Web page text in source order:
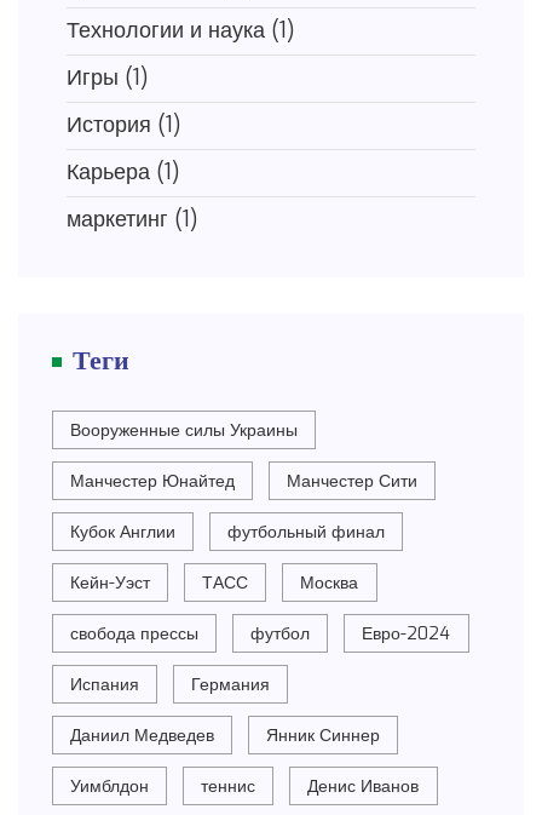
Технологии и наука (1)
Игры (1)
История (1)
Карьера (1)
маркетинг (1)
Теги
Вооруженные силы Украины
Манчестер Юнайтед Манчестер Сити
Кубок Англии футбольный финал
Кейн-Уэст ТАСС Москва
свобода прессы футбол Евро-2024
Испания Германия
Даниил Медведев Янник Синнер
Уимблдон теннис Денис Иванов